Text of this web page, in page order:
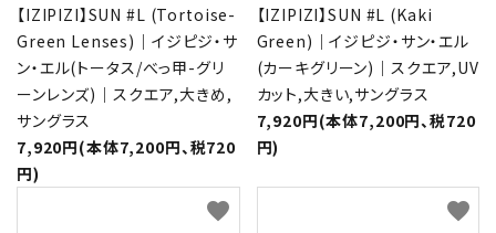
【IZIPIZI】SUN #L (Tortoise-
Green Lenses)｜イジピジ・サ
ン・エル(トータス/べっ甲-グリ
ーンレンズ)｜スクエア,大きめ,
サングラス
7,920円(本体7,200円、税720
円)
【IZIPIZI】SUN #L (Kaki
Green)｜イジピジ・サン・エル
(カーキグリーン)｜スクエア,UV
カット,大きい,サングラス
7,920円(本体7,200円、税720
円)
favorite favorite